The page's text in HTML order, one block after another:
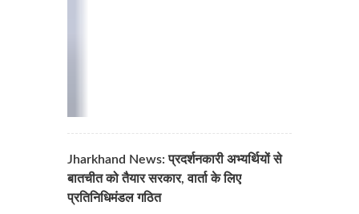
Jharkhand News: प्रदर्शनकारी अभ्यर्थियों से
बातचीत को तैयार सरकार, वार्ता के लिए
प्रतिनिधिमंडल गठित